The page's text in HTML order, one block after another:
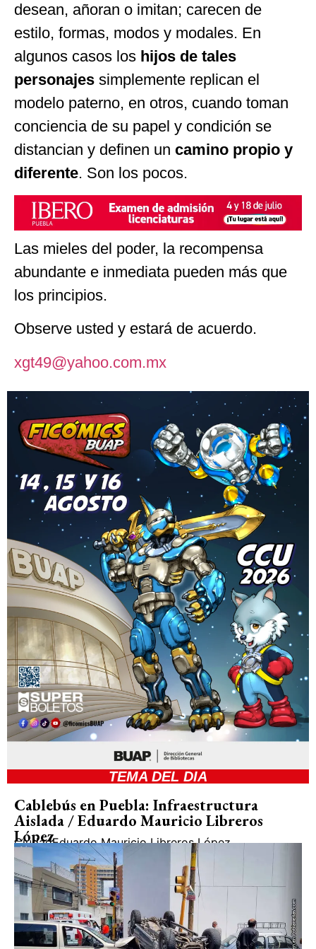
desean, añoran o imitan; carecen de
estilo, formas, modos y modales. En
algunos casos los hijos de tales
personajes simplemente replican el
modelo paterno, en otros, cuando toman
conciencia de su papel y condición se
distancian y definen un camino propio y
diferente. Son los pocos.
Las mieles del poder, la recompensa
abundante e inmediata pueden más que
los principios.
Observe usted y estará de acuerdo.
xgt49@yahoo.com.mx
TEMA DEL DIA
Cablebús en Puebla: Infraestructura
Aislada / Eduardo Mauricio Libreros
López
CiudadEduardo Mauricio Libreros López